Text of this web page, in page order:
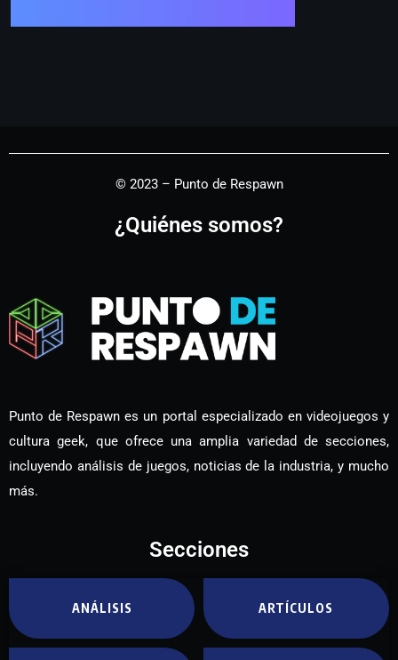
© 2023 – Punto de Respawn
¿Quiénes somos?
Punto de Respawn es un portal especializado en videojuegos y
cultura geek, que ofrece una amplia variedad de secciones,
incluyendo análisis de juegos, noticias de la industria, y mucho
más.
Secciones
ANÁLISIS ARTÍCULOS